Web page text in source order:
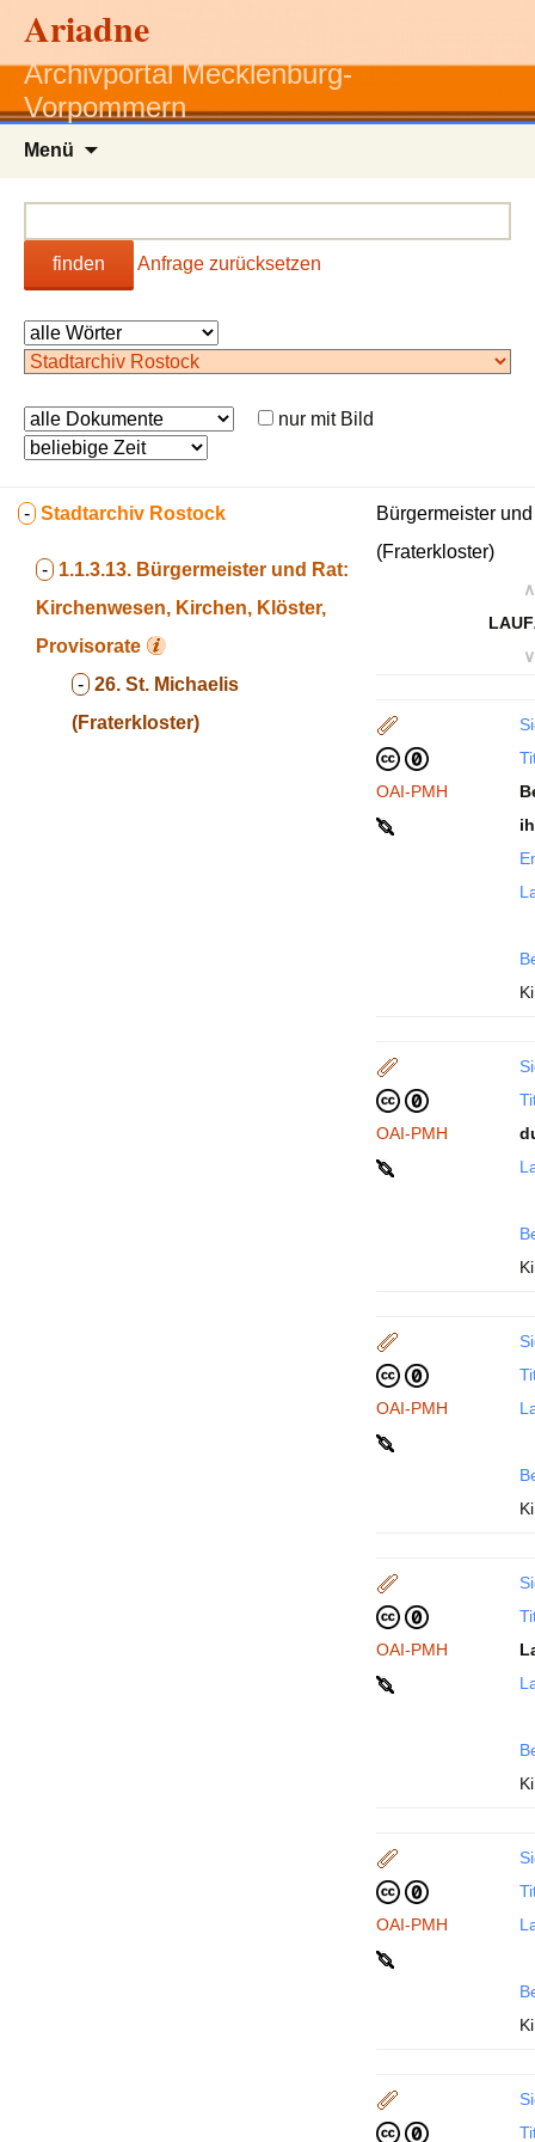
Ariadne
Archivportal Mecklenburg-
Vorpommern
Menü
finden Anfrage zurücksetzen
nur mit Bild
- Stadtarchiv Rostock
- 1.1.3.13. Bürgermeister und Rat:
Kirchenwesen, Kirchen, Klöster,
Provisorate
- 26. St. Michaelis
(Fraterkloster)
Bürgermeister
(Fraterkloster)
∧
∨
OAI-PMH
OAI-PMH
OAI-PMH
OAI-PMH
OAI-PMH